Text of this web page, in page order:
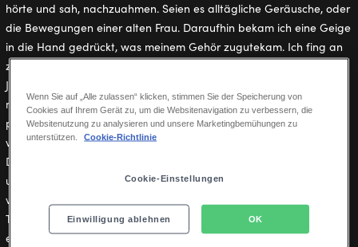
hörte und sah, nachzuahmen. Seien es alltägliche Geräusche, oder
die Bewegungen einer alten Frau. Daraufhin bekam ich eine Geige
in die Hand gedrückt, was meinem Gehör zugutekam. Ich fing an
zu singen, spielte Klavier und studierte nach dem Abitur ein Jahr
Jazz Gesang. Als ich erfuhr, dass es ein Musicalstudium gibt, war
meine Neugierde geweckt. Vor allem, da ich nun auf
professionellerer Ebene Menschen nachahmen durfte und so
verliebte ich mich ins Schauspiel.
Die Musical-Ausbildung an der UdK ließ mich alles ausprobieren
und lernen, wovon ich schon so oft unbewusst angezogen war. Ich
verband die Musik mit dem Gesang, dem Schauspiel und dem
Tanz, durfte performen, Geschichten erzählen und Zuschauer in
eine andere Welt transportieren. Und so wie ich während der
Wenn Sie auf „Alle zulassen“ klicken, stimmen Sie der Speicherung von
Cookies auf Ihrem Gerät zu, um die Websitenavigation zu verbessern, die
Websitenutzung zu analysieren und unsere Marketingbemühungen zu
unterstützen.
Cookie-Richtlinie
Cookie-Einstellungen
Einwilligung ablehnen OK